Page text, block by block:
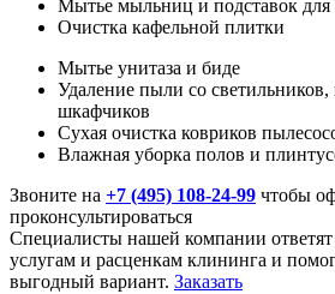
Мытье мыльниц и подставок для
Очистка кафельной плитки
Мытье унитаза и биде
Удаление пыли со светильников,
шкафчиков
Сухая очистка ковриков
Влажная уборка полов и
Звоните на +7 (495) 108-24-99 чтобы
проконсультироваться
Специалисты нашей компании
услугам и расценкам клининга и
выгодный вариант. Заказать